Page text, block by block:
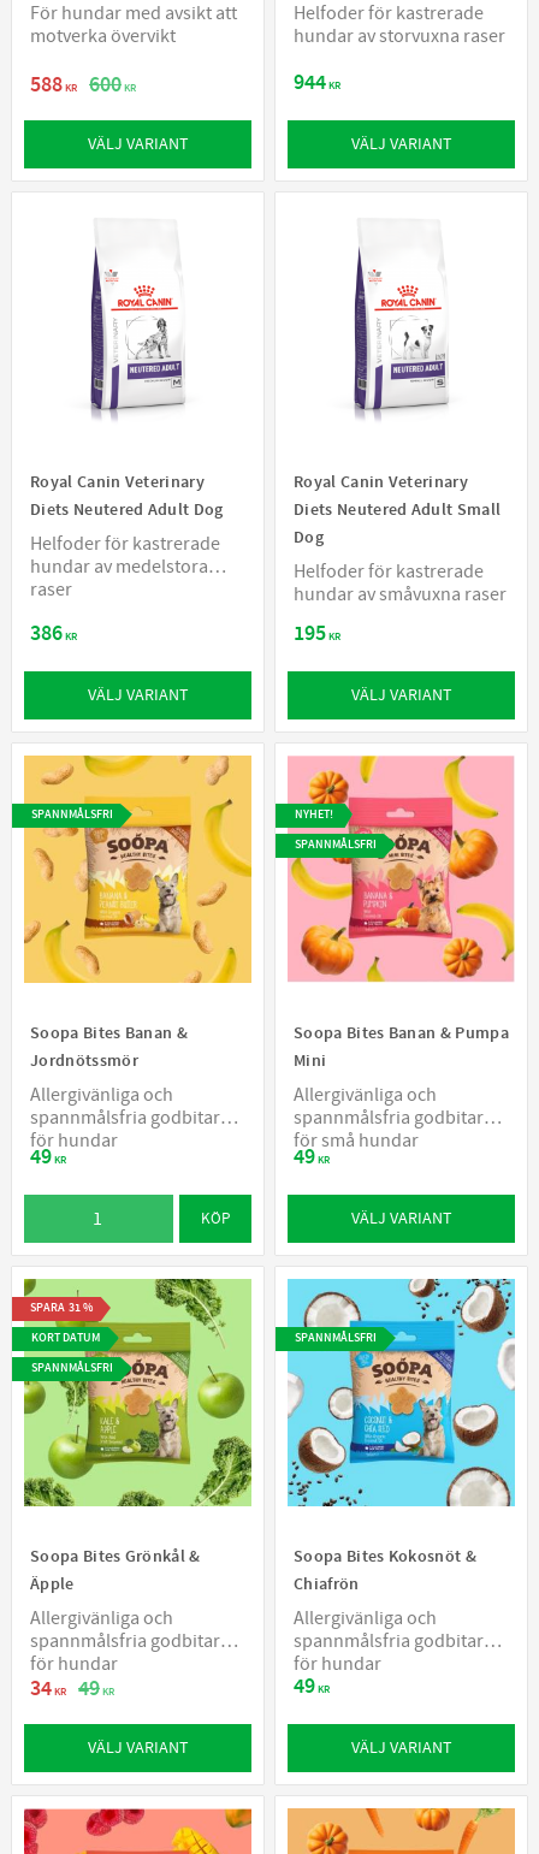
För hundar med avsikt att
motverka övervikt
588KR 600KR
VÄLJ VARIANT
Helfoder för kastrerade
hundar av storvuxna raser
944KR
VÄLJ VARIANT
Royal Canin Veterinary
Diets Neutered Adult Dog
Helfoder för kastrerade
hundar av medelstora
raser
386KR
VÄLJ VARIANT
Royal Canin Veterinary
Diets Neutered Adult Small
Dog
Helfoder för kastrerade
hundar av småvuxna raser
195KR
VÄLJ VARIANT
Soopa Bites Banan &
Jordnötssmör
Allergivänliga och
spannmålsfria godbitar
för hundar
49KR
SPANNMÅLSFRI
KÖP
Soopa Bites Banan & Pumpa
Mini
Allergivänliga och
spannmålsfria godbitar
för små hundar
49KR
NYHET!
SPANNMÅLSFRI
VÄLJ VARIANT
Soopa Bites Grönkål &
Äpple
Allergivänliga och
spannmålsfria godbitar
för hundar
34KR 49KR
SPARA 31%
KORT DATUM
SPANNMÅLSFRI
VÄLJ VARIANT
Soopa Bites Kokosnöt &
Chiafrön
Allergivänliga och
spannmålsfria godbitar
för hundar
49KR
SPANNMÅLSFRI
VÄLJ VARIANT